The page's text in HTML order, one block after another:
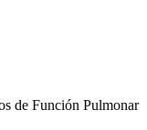
de Función Pulmonar